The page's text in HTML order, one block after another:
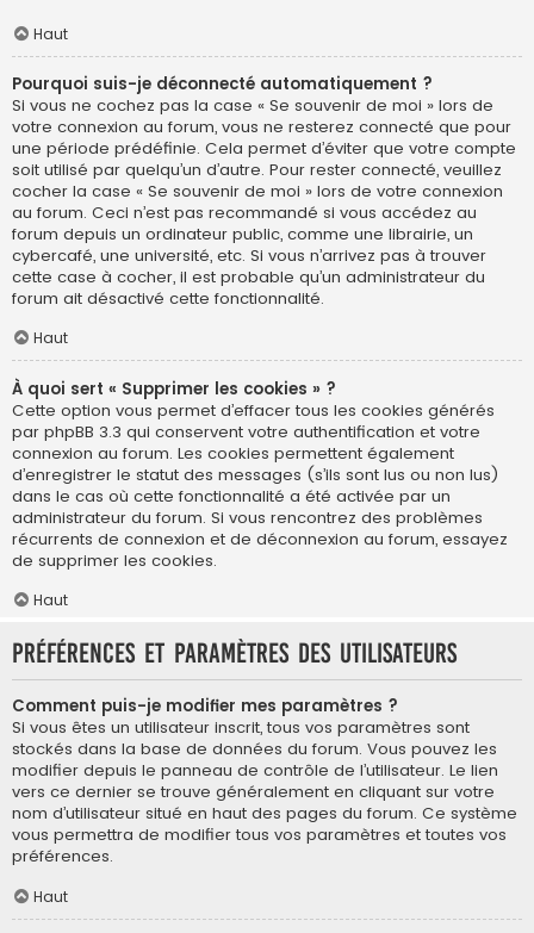
Haut
Pourquoi suis-je déconnecté automatiquement ?
Si vous ne cochez pas la case « Se souvenir de moi » lors de
votre connexion au forum, vous ne resterez connecté que pour
une période prédéfinie. Cela permet d’éviter que votre compte
soit utilisé par quelqu’un d’autre. Pour rester connecté, veuillez
cocher la case « Se souvenir de moi » lors de votre connexion
au forum. Ceci n’est pas recommandé si vous accédez au
forum depuis un ordinateur public, comme une librairie, un
cybercafé, une université, etc. Si vous n’arrivez pas à trouver
cette case à cocher, il est probable qu’un administrateur du
forum ait désactivé cette fonctionnalité.
Haut
À quoi sert « Supprimer les cookies » ?
Cette option vous permet d’effacer tous les cookies générés
par phpBB 3.3 qui conservent votre authentification et votre
connexion au forum. Les cookies permettent également
d’enregistrer le statut des messages (s’ils sont lus ou non lus)
dans le cas où cette fonctionnalité a été activée par un
administrateur du forum. Si vous rencontrez des problèmes
récurrents de connexion et de déconnexion au forum, essayez
de supprimer les cookies.
Haut
Préférences et paramètres des utilisateurs
Comment puis-je modifier mes paramètres ?
Si vous êtes un utilisateur inscrit, tous vos paramètres sont
stockés dans la base de données du forum. Vous pouvez les
modifier depuis le panneau de contrôle de l’utilisateur. Le lien
vers ce dernier se trouve généralement en cliquant sur votre
nom d’utilisateur situé en haut des pages du forum. Ce système
vous permettra de modifier tous vos paramètres et toutes vos
préférences.
Haut